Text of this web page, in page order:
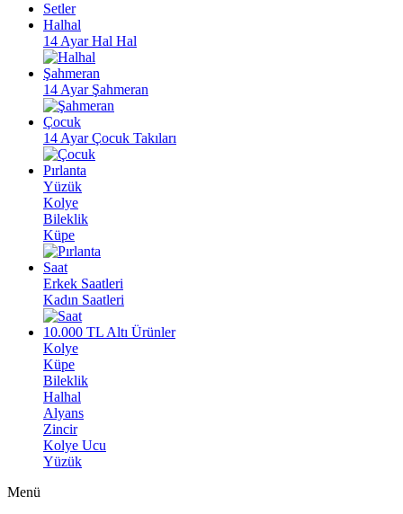
Setler
Halhal
14 Ayar Hal Hal
Şahmeran
14 Ayar Şahmeran
Çocuk
14 Ayar Çocuk Takıları
Pırlanta
Yüzük
Kolye
Bileklik
Küpe
Saat
Erkek Saatleri
Kadın Saatleri
10.000 TL Altı Ürünler
Kolye
Küpe
Bileklik
Halhal
Alyans
Zincir
Kolye Ucu
Yüzük
Menü